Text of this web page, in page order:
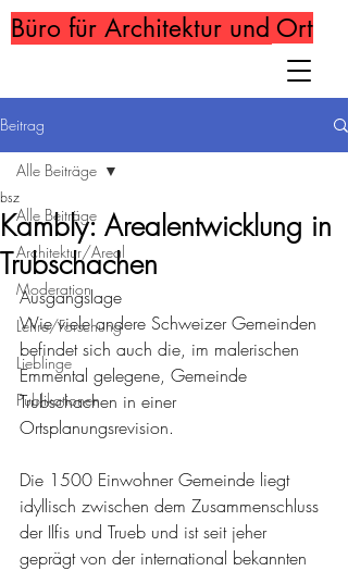
Büro für Architektur und Ort
Beitrag
Alle Beiträge
Architektur/Areal
Moderation
Lehre/Forschung
Lieblinge
Publikationen
Alle Beiträge
Kambly: Arealentwicklung in
Trubschachen
bsz
Ausgangslage
Wie viele andere Schweizer Gemeinden
befindet sich auch die, im malerischen
Emmental gelegene, Gemeinde
Trubschachen in einer
Ortsplanungsrevision.
Die 1500 Einwohner Gemeinde liegt
idyllisch zwischen dem Zusammenschluss
der Ilfis und Trueb und ist seit jeher
geprägt von der international bekannten